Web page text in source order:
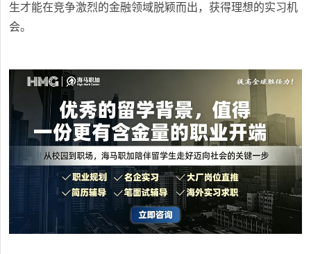
生才能在竞争激烈的金融领域脱颖而出，获得理想的实习机
会。